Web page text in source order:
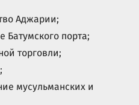
Аджарии;
Батумского порта;
торговли;
мусульманских и